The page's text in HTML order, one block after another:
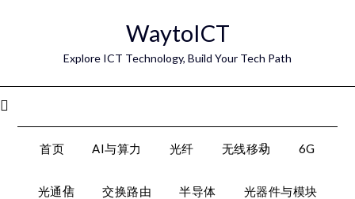
WaytoICT
Explore ICT Technology, Build Your Tech Path
首页 AI与算力 光纤 无线移动 6G
光通信 交换路由 半导体 光器件与模块